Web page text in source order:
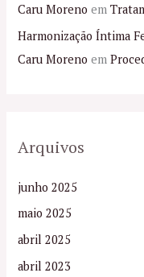
Caru Moreno em
Harmonização Íntima
Caru Moreno em
Arquivos
junho 2025
maio 2025
abril 2025
abril 2023